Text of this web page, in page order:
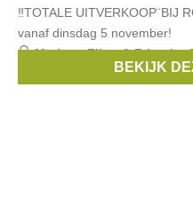
‼️TOTALE UITVERKOOP¨BIJ
vanaf dinsdag 5 november!
Merken:Filou & Friends,
Stones & Bones, ...
BEKIJK